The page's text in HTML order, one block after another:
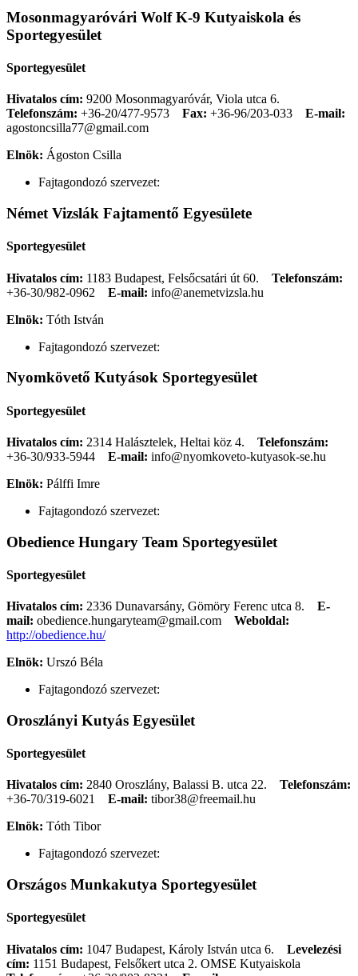
Mosonmagyaróvári Wolf K-9 Kutyaiskola és
Sportegyesület
Sportegyesület
Hivatalos cím: 9200 Mosonmagyaróvár, Viola utca 6.
Telefonszám: +36-20/477-9573 Fax: +36-96/203-033
E-mail:
agostoncsilla77@gmail.com
Elnök: Ágoston Csilla
Fajtagondozó szervezet:
Német Vizslák Fajtamentő Egyesülete
Sportegyesület
Hivatalos cím: 1183 Budapest, Felsőcsatári út 60. Telefonszám:
+36-30/982-0962
E-mail: info@anemetvizsla.hu
Elnök: Tóth István
Fajtagondozó szervezet:
Nyomkövető Kutyások Sportegyesület
Sportegyesület
Hivatalos cím: 2314 Halásztelek, Heltai köz 4. Telefonszám:
+36-30/933-5944
E-mail: info@nyomkoveto-kutyasok-se.hu
Elnök: Pálffi Imre
Fajtagondozó szervezet:
Obedience Hungary Team Sportegyesület
Sportegyesület
Hivatalos cím: 2336 Dunavarsány, Gömöry Ferenc utca 8. E-
mail: obedience.hungaryteam@gmail.com
Weboldal:
http://obedience.hu/
Elnök: Urszó Béla
Fajtagondozó szervezet:
Oroszlányi Kutyás Egyesület
Sportegyesület
Hivatalos cím: 2840 Oroszlány, Balassi B. utca 22. Telefonszám:
+36-70/319-6021
E-mail: tibor38@freemail.hu
Elnök: Tóth Tibor
Fajtagondozó szervezet:
Országos Munkakutya Sportegyesület
Sportegyesület
Hivatalos cím: 1047 Budapest, Károly István utca 6. Levelezési
cím: 1151 Budapest, Felsőkert utca 2. OMSE Kutyaiskola